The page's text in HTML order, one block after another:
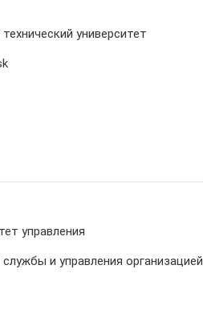
университет
управления
и управления организацией